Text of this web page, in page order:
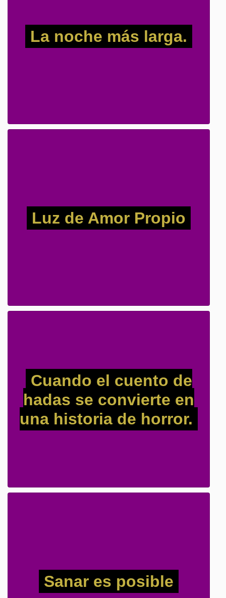
La noche más larga.
Luz de Amor Propio
Cuando el cuento de
hadas se convierte en
una historia de horror.
Sanar es posible